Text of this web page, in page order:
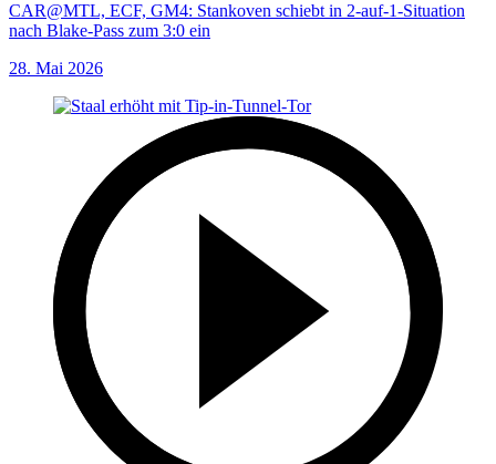
CAR@MTL, ECF, GM4: Stankoven schiebt in 2-auf-1-Situation
nach Blake-Pass zum 3:0 ein
28. Mai 2026